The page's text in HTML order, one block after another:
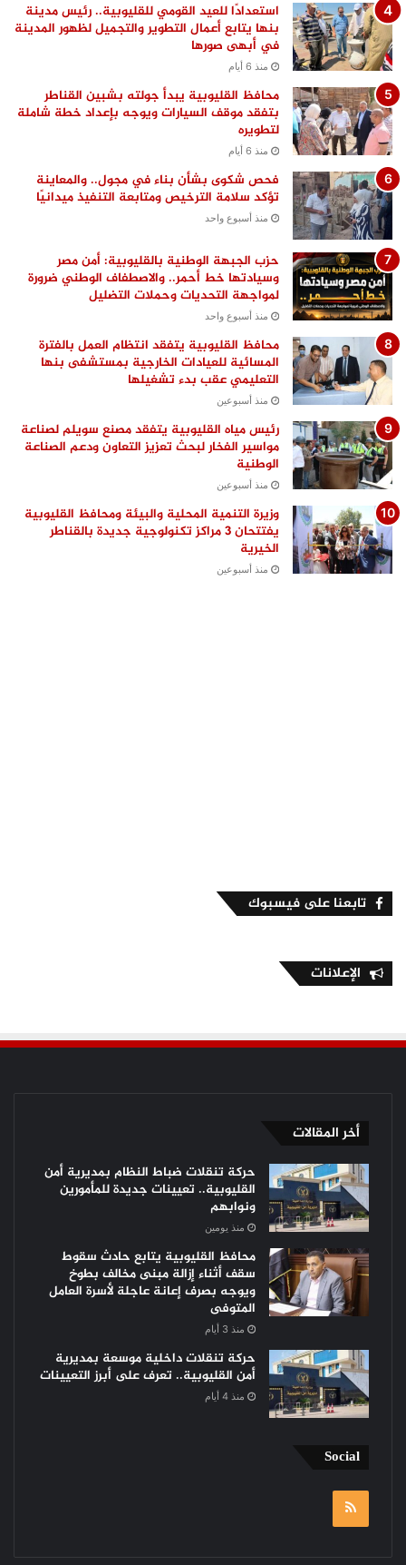
استعدادًا للعيد القومي للقليوبية.. رئيس مدينة
بنها يتابع أعمال التطوير والتجميل لظهور المدينة
في أبهى صورها
منذ 6 أيام
محافظ القليوبية يبدأ جولته بشبين القناطر
بتفقد موقف السيارات ويوجه بإعداد خطة شاملة
لتطويره
منذ 6 أيام
فحص شكوى بشأن بناء في مجول.. والمعاينة
تؤكد سلامة الترخيص ومتابعة التنفيذ ميدانيًا
منذ أسبوع واحد
حزب الجبهة الوطنية بالقليوبية: أمن مصر
وسيادتها خط أحمر.. والاصطفاف الوطني ضرورة
لمواجهة التحديات وحملات التضليل
منذ أسبوع واحد
محافظ القليوبية يتفقد انتظام العمل بالفترة
المسائية للعيادات الخارجية بمستشفى بنها
التعليمي عقب بدء تشغيلها
منذ أسبوعين
رئيس مياه القليوبية يتفقد مصنع سويلم لصناعة
مواسير الفخار لبحث تعزيز التعاون ودعم الصناعة
الوطنية
منذ أسبوعين
وزيرة التنمية المحلية والبيئة ومحافظ القليوبية
يفتتحان 3 مراكز تكنولوجية جديدة بالقناطر
الخيرية
منذ أسبوعين
تابعنا على فيسبوك
الإعلانات
أخر المقالات
حركة تنقلات ضباط النظام بمديرية أمن
القليوبية.. تعيينات جديدة للمأمورين
ونوابهم
منذ يومين
محافظ القليوبية يتابع حادث سقوط
سقف أثناء إزالة مبنى مخالف بطوخ
ويوجه بصرف إعانة عاجلة لأسرة العامل
المتوفى
منذ 3 أيام
حركة تنقلات داخلية موسعة بمديرية
أمن القليوبية.. تعرف على أبرز التعيينات
منذ 4 أيام
Social
RSS